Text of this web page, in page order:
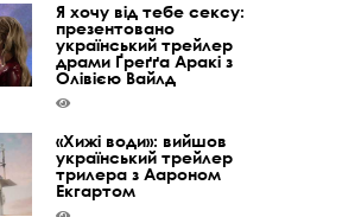
Я хочу від тебе сексу:
презентовано
український трейлер
драми Ґреґґа Аракі з
Олівією Вайлд
«Хижі води»: вийшов
український трейлер
трилера з Аароном
Екгартом